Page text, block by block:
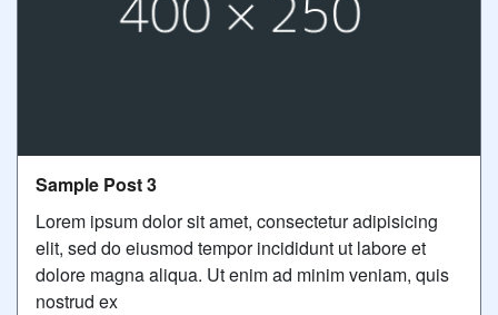
Sample Post 3
Lorem ipsum dolor sit amet, consectetur adipisicing
elit, sed do eiusmod tempor incididunt ut labore et
dolore magna aliqua. Ut enim ad minim veniam, quis
nostrud ex